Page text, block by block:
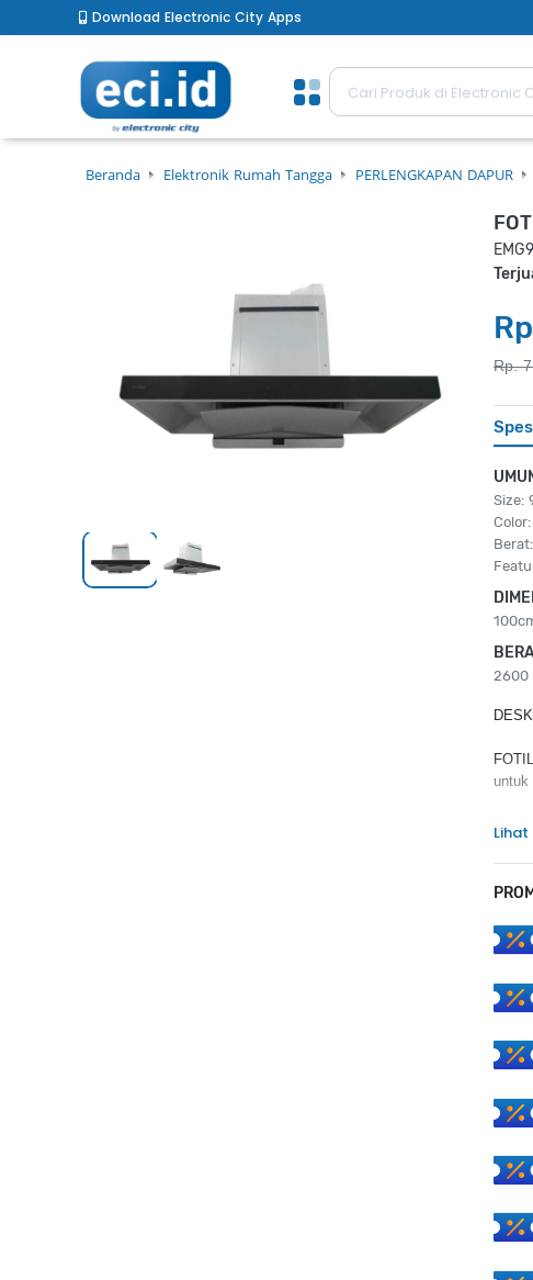
Download Electronic City Apps
Beranda Elektronik Rumah Tangga PERLENGKAPAN DAPUR
Rp.
Size:
2600
untuk